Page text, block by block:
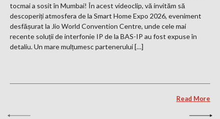
tocmai a sosit în Mumbai! În acest videoclip, vă invităm să
descoperiți atmosfera de la Smart Home Expo 2026, eveniment
desfășurat la Jio World Convention Centre, unde cele mai
recente soluții de interfonie IP de la BAS-IP au fost expuse în
detaliu. Un mare mulțumesc partenerului […]
Read More